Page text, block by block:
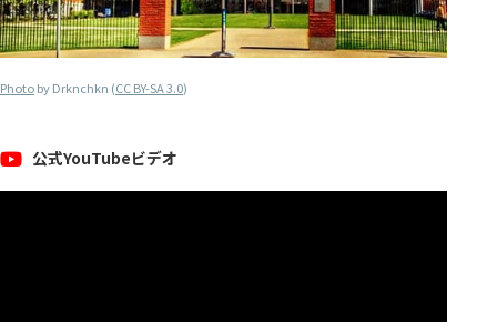
Photoby Drknchkn (CC BY-SA 3.0)
公式YouTubeビデオ